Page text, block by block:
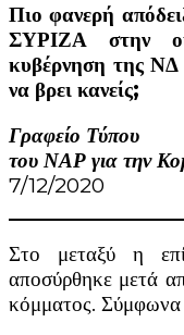
Πιο φανερή
ΣΥΡΙΖΑ στην
κυβέρνηση της ΝΔ
να βρει κανείς;
Γραφείο Τύπου
του ΝΑΡ για την
7/12/2020
Στο μεταξύ η
αποσύρθηκε μετά
κόμματος.